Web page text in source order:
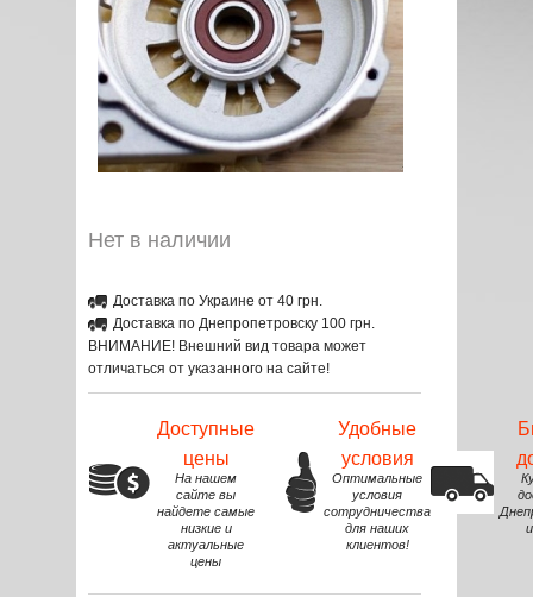
Нет в наличии
Доставка по Украине от 40 грн.
Доставка по Днепропетровску 100 грн.
ВНИМАНИЕ! Внешний вид товара может
отличаться от указанного на сайте!
Доступные
цены
На нашем
сайте вы
найдете самые
низкие и
актуальные
цены
Удобные
условия
Оптимальные
условия
сотрудничества
для наших
клиентов!